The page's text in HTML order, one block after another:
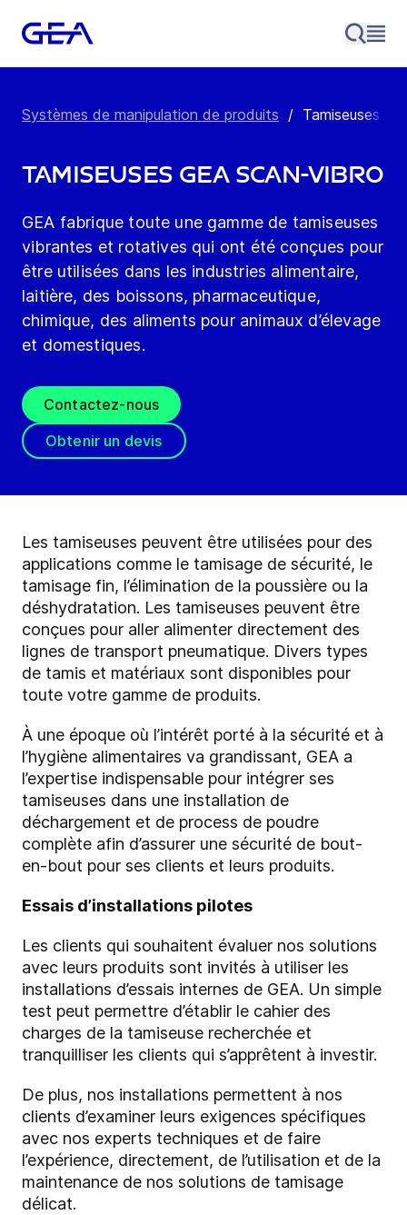
Systèmes de manipulation de produits / Tamiseuses
Tamiseuses GEA Scan-Vibro
GEA fabrique toute une gamme de tamiseuses
vibrantes et rotatives qui ont été conçues pour
être utilisées dans les industries alimentaire,
laitière, des boissons, pharmaceutique,
chimique, des aliments pour animaux d’élevage
et domestiques.
Contactez-nous
Obtenir un devis
Les tamiseuses peuvent être utilisées pour des
applications comme le tamisage de sécurité, le
tamisage fin, l’élimination de la poussière ou la
déshydratation. Les tamiseuses peuvent être
conçues pour aller alimenter directement des
lignes de transport pneumatique. Divers types
de tamis et matériaux sont disponibles pour
toute votre gamme de produits.
À une époque où l’intérêt porté à la sécurité et à
l’hygiène alimentaires va grandissant, GEA a
l’expertise indispensable pour intégrer ses
tamiseuses dans une installation de
déchargement et de process de poudre
complète afin d’assurer une sécurité de bout-
en-bout pour ses clients et leurs produits.
Essais d’installations pilotes
Les clients qui souhaitent évaluer nos solutions
avec leurs produits sont invités à utiliser les
installations d’essais internes de GEA. Un simple
test peut permettre d’établir le cahier des
charges de la tamiseuse recherchée et
tranquilliser les clients qui s’apprêtent à investir.
De plus, nos installations permettent à nos
clients d’examiner leurs exigences spécifiques
avec nos experts techniques et de faire
l’expérience, directement, de l’utilisation et de la
maintenance de nos solutions de tamisage
délicat.